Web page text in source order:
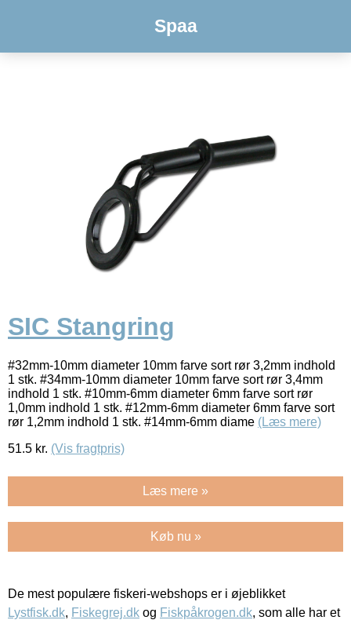
Spaa
SIC Stangring
#32mm-10mm diameter 10mm farve sort rør 3,2mm indhold
1 stk. #34mm-10mm diameter 10mm farve sort rør 3,4mm
indhold 1 stk. #10mm-6mm diameter 6mm farve sort rør
1,0mm indhold 1 stk. #12mm-6mm diameter 6mm farve sort
rør 1,2mm indhold 1 stk. #14mm-6mm diame (Læs mere)
51.5 kr. (Vis fragtpris)
Læs mere »
Køb nu »
De mest populære fiskeri-webshops er i øjeblikket
Lystfisk.dk, Fiskegrej.dk og Fiskpåkrogen.dk, som alle har et